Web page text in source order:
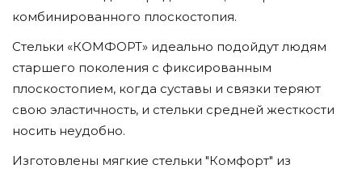
комбинированного плоскостопия.
Стельки «КОМФОРТ» идеально подойдут людям
старшего поколения с фиксированным
плоскостопием, когда суставы и связки теряют
свою эластичность, и стельки средней жесткости
носить неудобно.
Изготовлены мягкие стельки "Комфорт" из